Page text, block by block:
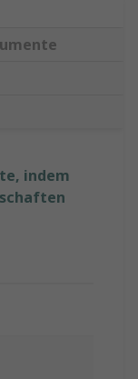
indem